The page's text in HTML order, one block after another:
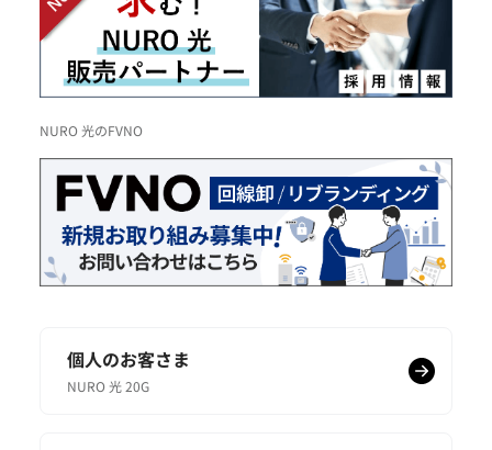
NURO 光のFVNO
個人のお客さま
NURO 光 20G